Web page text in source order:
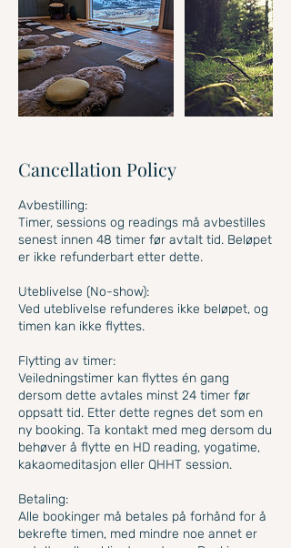
Cancellation Policy
Avbestilling:
Timer, sessions og readings må avbestilles
senest innen 48 timer før avtalt tid. Beløpet
er ikke refunderbart etter dette.
Uteblivelse (No-show):
Ved uteblivelse refunderes ikke beløpet, og
timen kan ikke flyttes.
Flytting av timer:
Veiledningstimer kan flyttes én gang
dersom dette avtales minst 24 timer før
oppsatt tid. Etter dette regnes det som en
ny booking. Ta kontakt med meg dersom du
behøver å flytte en HD reading, yogatime,
kakaomeditasjon eller QHHT session.
Betaling:
Alle bookinger må betales på forhånd for å
bekrefte timen, med mindre noe annet er